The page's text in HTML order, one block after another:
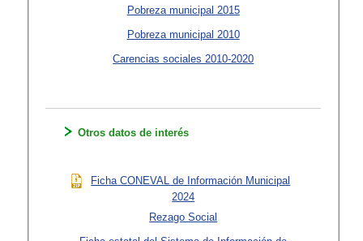
Pobreza municipal 2015
Pobreza municipal 2010
Carencias sociales 2010-2020
Otros datos de interés
Ficha CONEVAL de Información Municipal
2024
Rezago Social